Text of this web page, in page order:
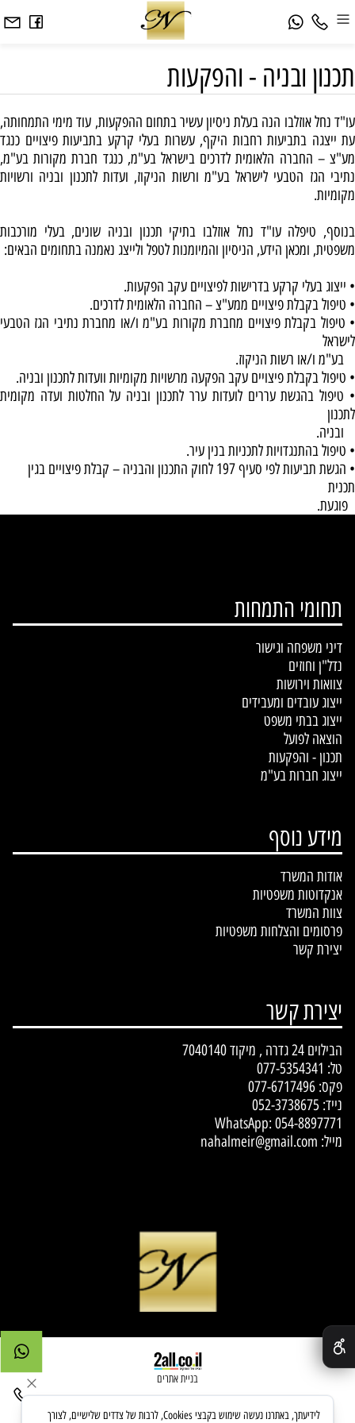
תכנון ובניה - והפקעות
עו"ד נחל אוזלבו הנה בעלת ניסיון עשיר בתחום ההפקעות, עוד מימי התמחותה,
עת ייצגה בתביעות רחבות היקף, עשרות בעלי קרקע בתביעות פיצויים כנגד
מע"צ – החברה הלאומית לדרכים בישראל בע"מ, כנגד חברת מקורות בע"מ,
נתיבי הגז הטבעי לישראל בע"מ ורשות הניקוז, ועדות לתכנון ובניה ורשויות
מקומיות.
בנוסף, טיפלה עו"ד נחל אוזלבו בתיקי תכנון ובניה שונים, בעלי מורכבות
משפטית, ומכאן הידע, הניסיון והמיומנות לטפל ולייצג נאמנה בתחומים הבאים:
• ייצוג בעלי קרקע בדרישות לפיצויים עקב הפקעות.
• טיפול בקבלת פיצויים ממע"צ – החברה הלאומית לדרכים.
• טיפול בקבלת פיצויים מחברת מקורות בע"מ ו/או מחברת נתיבי הגז הטבעי
לישראל
בע"מ ו/או רשות הניקוז.
• טיפול בקבלת פיצויים עקב הפקעה מרשויות מקומיות וועדות לתכנון ובניה.
• טיפול בהגשת עררים לועדות ערר לתכנון ובניה על החלטות ועדה מקומית
לתכנון
ובניה.
• טיפול בהתנגדויות לתכניות בנין עיר.
•
הגשת תביעות לפי סעיף 197 לחוק התכנון והבניה – קבלת פיצויים בגין
תכנית
פוגעת.
תחומי התמחות
דיני משפחה וגישור
נדל"ן וחוזים
צוואות וירושות
ייצוג עובדים ומעבידים
ייצוג בבתי משפט
הוצאה לפועל
תכנון - והפקעות
ייצוג חברות בע"מ
מידע נוסף
אודות המשרד
אנקדוטות משפטיות
צוות המשרד
פרסומים והצלחות משפטיות
יצירת קשר
יצירת קשר
הבילוים 24 גדרה , מיקוד 7040140
טל: 077-5354341
פקס: 077-6717496
נייד: 052-3738675
WhatsApp: 054-8897771
מייל: nahalmeir@gmail.com
בניית אתרים
לידיעתך, באתרנו נעשה שימוש בקבצי Cookies, לרבות של צדדים שלישיים, לצורך